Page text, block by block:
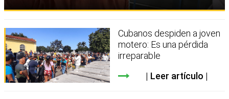
Cubanos despiden a joven
motero: Es una pérdida
irreparable
Leer artículo